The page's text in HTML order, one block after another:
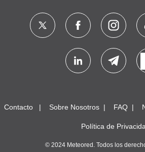
Contacto Sobre Nosotros FAQ
Política de
© 2024 Meteored. Todos los